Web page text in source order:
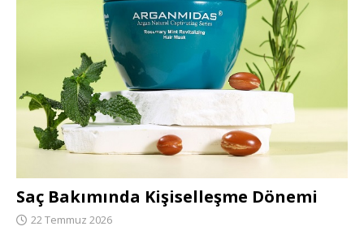
Saç Bakımında Kişiselleşme Dönemi
22 Temmuz 2026